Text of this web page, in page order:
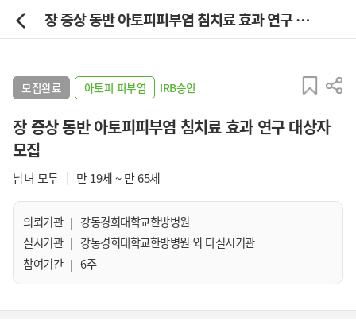
장 증상 동반 아토피피부염 침치료 효과 연구 대상자 모집
모집완료 아토피 피부염 IRB승인
장 증상 동반 아토피피부염 침치료 효과 연구 대상자
모집
남녀 모두 만 19세 ~ 만 65세
의뢰기관
강동경희대학교한방병원
실시기관
강동경희대학교한방병원 외 다실시기관
참여기간
6주